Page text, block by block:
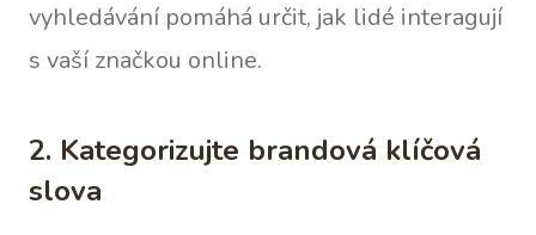
vyhledávání pomáhá určit, jak lidé interagují
s vaší značkou online.
2. Kategorizujte brandová klíčová
slova